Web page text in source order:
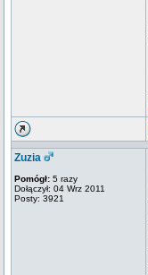
Zuzia
Pomógł: 5 razy
Dołączył: 04 Wrz 2011
Posty: 3921